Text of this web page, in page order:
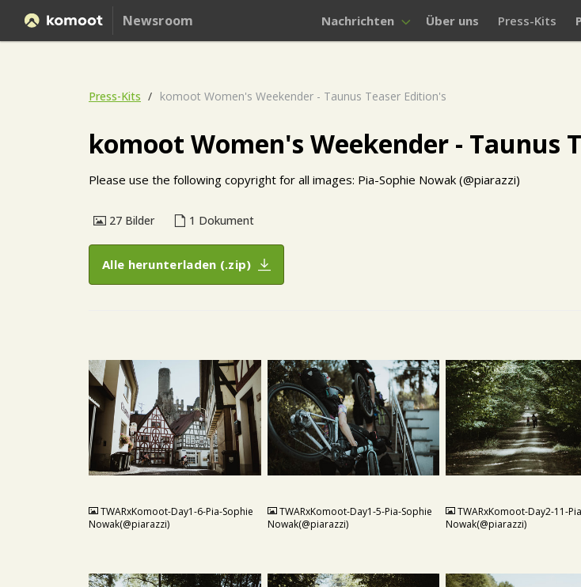
Newsroom Nachrichten Über uns Press-Kits
Press-Kits komoot Women's Weekender - Taunus Teaser Edition's
komoot Women's Weekender - Taunus
Please use the following copyright for all images: Pia-Sophie Nowak (@piarazzi)
27 Bilder 1 Dokument
Alle herunterladen (.zip)
JPG
TWARxKomoot-Day1-6-Pia-Sophie
Nowak(@piarazzi)
JPG
TWARxKomoot-Day1-5-Pia-Sophie
Nowak(@piarazzi)
JPG
TWARxKomoot-Day2-11-
Nowak(@piarazzi)